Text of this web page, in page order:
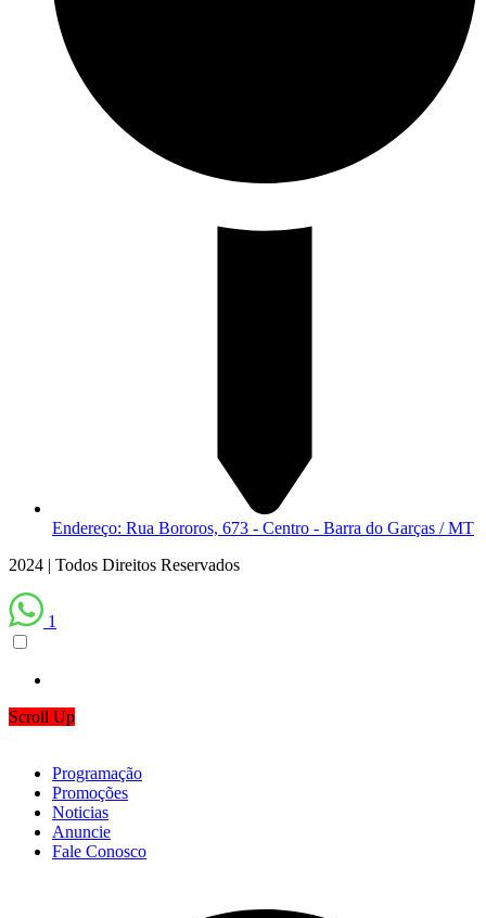
Endereço: Rua Bororos, 673 - Centro - Barra do Garças / MT
2024 | Todos Direitos Reservados
1
Scroll Up
Programação
Promoções
Noticias
Anuncie
Fale Conosco